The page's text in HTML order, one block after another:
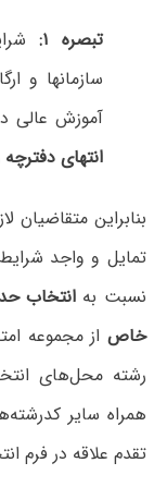
تبصره ۱:
سازمانها و
آموزش عالی
انتهای
بنابراین
تمایل و واجد
نسبت به
خاص از مجموعه
همراه سایر
تقدم علاقه در فرم